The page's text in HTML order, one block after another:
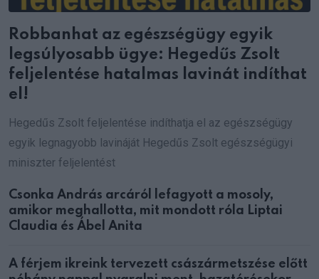
Robbanhat az egészségügy egyik
legsúlyosabb ügye: Hegedűs Zsolt
feljelentése hatalmas lavinát indíthat
el!
Hegedűs Zsolt feljelentése indíthatja el az egészségügy
egyik legnagyobb lavináját Hegedűs Zsolt egészségügyi
miniszter feljelentést
Csonka András arcáról lefagyott a mosoly,
amikor meghallotta, mit mondott róla Liptai
Claudia és Ábel Anita
A férjem ikreink tervezett császármetszése előtt